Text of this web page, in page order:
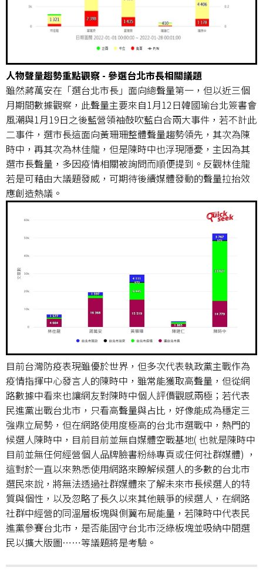
人物聲量趨勢重點觀察 - 參選台北市長相關議題
雖然蔣萬安在「選台北市長」面向總聲量第一，但以近三個
月期間數據觀察，此聲量主要來自1月12日韓國瑜台北簽書會
風潮與1月19日之後藍營領袖鼓吹藍白合兩大事件，若不計此
二事件，選市長這面向黃珊珊整體聲量趨勢領先，其次為陳
時中，再其次為林佳龍，但是陳時中也浮現隱憂，主因為其
選市長聲量，多因疫情相關被詢問而順便提到。反觀林佳龍
若是可藉由大議題發威，可期待後續媒體發動的聲量拉抬效
應創造熱議。
目前台灣防疫表現雖優於世界，但多次代表執政黨主戰作為
疫情指揮中心發言人的陳時中，雖常能獲取高聲量，但從網
路數據中看來也讓網友對陳時中個人評價觀感兩極；若代表
民進黨出戰台北市，只看高聲量與占比，好像能成為穩定三
強鼎立局勢，但在網路使用度極高的台北市選戰中，熱門的
候選人陳時中，目前目前並無自媒體空戰基地( 也就是陳時中
目前並無任何經營個人品牌臉書粉絲專頁或任何社群媒體) ，
這對於一直以來熟悉使用網路來瞭解候選人的多數的台北市
選民來說，將無法透過社群媒體來了解未來市長候選人的特
質與個性，以及忽略了長久以來其他競爭的候選人，在網路
社群中經營的同溫層板塊與側翼布局能量，若陳時中代表民
進黨參賽台北市，是否能固守台北市泛綠板塊並吸納中間選
民以擴大版圖……等議題將是考驗。